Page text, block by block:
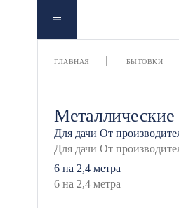
ГЛАВНАЯ БЫТОВКИ
Для дачи От
6 на 2,4 метра